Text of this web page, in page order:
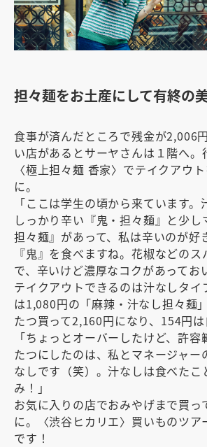
担々麺をお土産にして有終の美
食事が済んだところで残金が2,006
い店があるとサーヤさんは１階へ。
〈極上担々麺 香家〉でテイクアウ
に。
「ここは学生の頃から来ています
しっかり辛い『鬼・担々麺』と少し
担々麺』があって、私は辛いのが好
『鬼』を食べますね。花椒などの
で、辛いけど濃厚なコクがあってお
テイクアウトできるのは汁なしタイ
は1,080円の「麻辣・汁なし担々麺
たつ買って2,160円になり、154円は
「ちょっとオーバーしたけど、許
たつにしたのは、私とマネージャー
なしです（笑）。汁なしは食べたこ
み！」
お気に入りの店でおみやげまで買っ
に。〈渋谷ヒカリエ〉買いものツア
です！